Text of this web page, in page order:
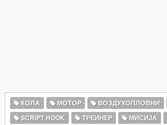
КОЛА МОТОР ВОЗДУХОПЛОВНИ
SCRIPT HOOK
ТРЕИНЕР МИСИЈА